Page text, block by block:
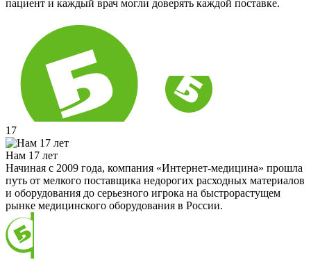
пациент и каждый врач могли доверять каждой поставке.
17
Нам 17 лет
Начиная с 2009 года, компания «Интернет-медицина» прошла
путь от мелкого поставщика недорогих расходных материалов
и оборудования до серьезного игрока на быстрорастущем
рынке медицинского оборудования в России.